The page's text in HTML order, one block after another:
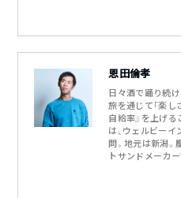
恩田倫孝
日々酒で踊り続
旅を通じて「楽し
自給率』を上げ
は、ウェルビーイ
問。地元は新潟
トサンドメーカ